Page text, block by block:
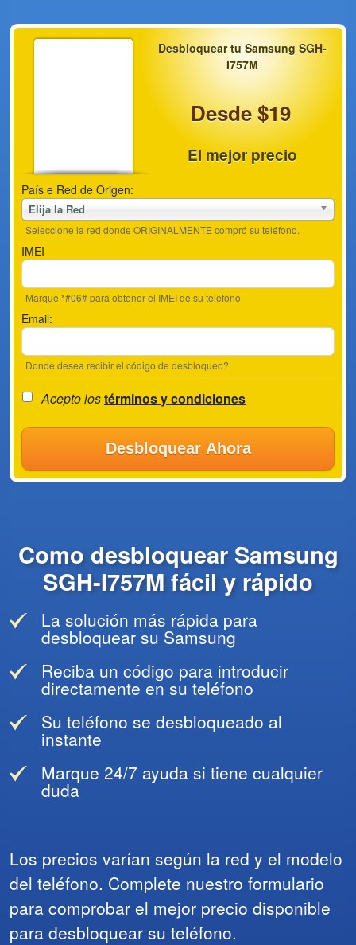
Desbloquear tu Samsung SGH-
I757M
Desde $19
El mejor precio
País e Red de Origen:
Elija la Red
Seleccione la red donde ORIGINALMENTE compró su teléfono.
IMEI
Marque *#06# para obtener el IMEI de su teléfono
Email:
Donde desea recibir el código de desbloqueo?
Acepto lostérminos y condiciones
Desbloquear Ahora
Como desbloquear Samsung
SGH-I757M fácil y rápido
La solución más rápida para
desbloquear su Samsung
Reciba un código para introducir
directamente en su teléfono
Su teléfono se desbloqueado al
instante
Marque 24/7 ayuda si tiene cualquier
duda
Los precios varían según la red y el modelo
del teléfono. Complete nuestro formulario
para comprobar el mejor precio disponible
para desbloquear su teléfono.